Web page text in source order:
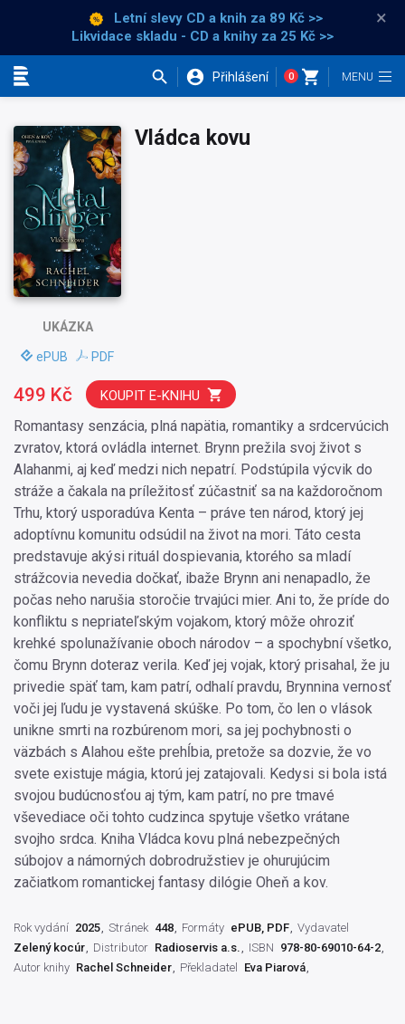
Letní slevy CD a knih za 89 Kč >>
Likvidace skladu - CD a knihy za 25 Kč >>
×
Přihlášení 0
UKÁZKA
ePUB PDF
Vládca kovu
Romantasy senzácia, plná napätia, romantiky a srdcervúcich
zvratov, ktorá ovládla internet. Brynn prežila svoj život s
Alahanmi, aj keď medzi nich nepatrí. Podstúpila výcvik do
stráže a čakala na príležitosť zúčastniť sa na každoročnom
Trhu, ktorý usporadúva Kenta – práve ten národ, ktorý jej
adoptívnu komunitu odsúdil na život na mori. Táto cesta
predstavuje akýsi rituál dospievania, ktorého sa mladí
strážcovia nevedia dočkať, ibaže Brynn ani nenapadlo, že
počas neho narušia storočie trvajúci mier. Ani to, že príde do
konfliktu s nepriateľským vojakom, ktorý môže ohroziť
krehké spolunažívanie oboch národov – a spochybní všetko,
čomu Brynn doteraz verila. Keď jej vojak, ktorý prisahal, že ju
privedie späť tam, kam patrí, odhalí pravdu, Brynnina vernosť
voči jej ľudu je vystavená skúške. Po tom, čo len o vlások
unikne smrti na rozbúrenom mori, sa jej pochybnosti o
väzbách s Alahou ešte prehĺbia, pretože sa dozvie, že vo
svete existuje mágia, ktorú jej zatajovali. Kedysi si bola istá
svojou budúcnosťou aj tým, kam patrí, no pre tmavé
vševediace oči tohto cudzinca spytuje všetko vrátane
svojho srdca. Kniha Vládca kovu plná nebezpečných
súbojov a námorných dobrodružstiev je ohurujúcim
začiatkom romantickej fantasy dilógie Oheň a kov.
499 Kč KOUPIT E-KNIHU
Rok vydání 2025 Stránek 448 Formáty ePUB, PDF Vydavatel
Zelený kocúr
Distributor Radioservis a.s. ISBN 978-80-69010-64-2
Autor knihy Rachel Schneider Překladatel Eva Piarová